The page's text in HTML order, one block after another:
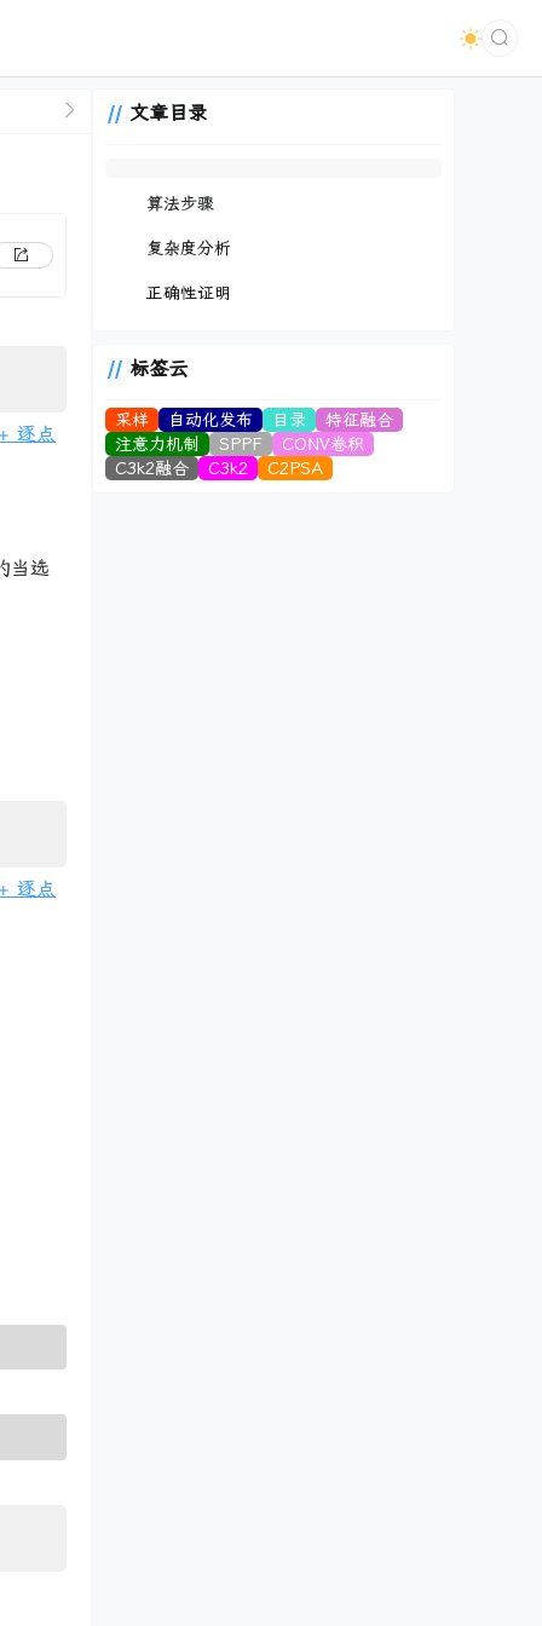
逐点
当选
逐点
文章目录
算法步骤
复杂度分析
正确性证明
标签云
采样 自动化发布 目录
特征融合
注意力机制
SPPF
CONV卷积
C3k2融合
C3k2 C2PSA